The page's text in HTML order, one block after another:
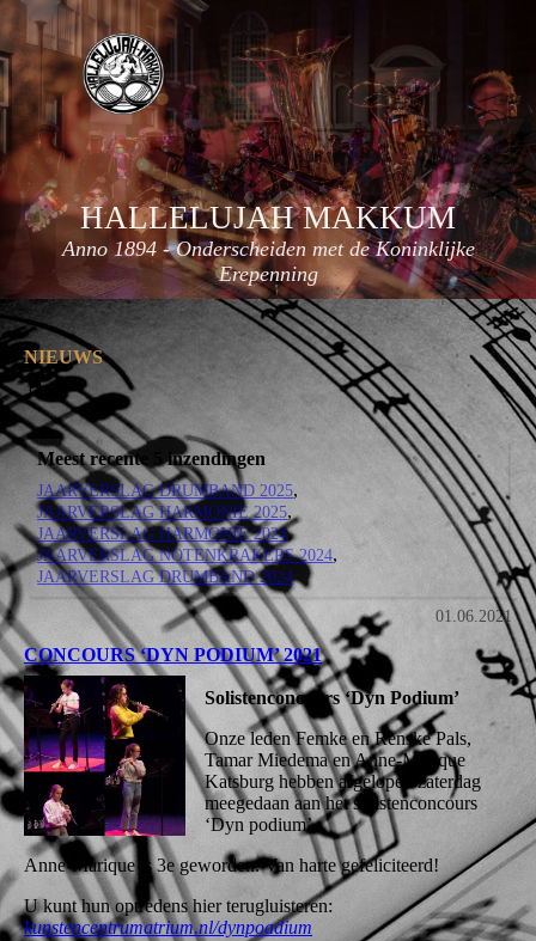
HALLELUJAHMAKKUM
Anno 1894 - Onderscheiden met de Koninklijke
Erepenning
NIEUWS
Meest recente 5 inzendingen
JAARVERSLAG DRUMBAND 2025
JAARVERSLAG HARMONIE 2025
JAARVERSLAG HARMONIE 2024
JAARVERSLAG NOTENKRAKERS 2024
JAARVERSLAG DRUMBAND 2024
01.06.2021
CONCOURS ‘DYN PODIUM’ 2021
Solistenconcours ‘Dyn Podium’
Onze leden Femke en Renske Pals,
Tamar Miedema en Anne-Marique
Katsburg hebben afgelopen zaterdag
meegedaan aan het solistenconcours
‘Dyn podium’.
Anne-Marique is 3e geworden. Van harte gefeliciteerd!
U kunt hun optredens hier terugluisteren:
kunstencentrumatrium.nl/dynpoadium